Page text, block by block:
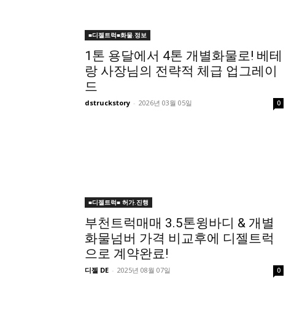
■디젤트럭■화물.정보
1톤 용달에서 4톤 개별화물로! 베테
랑 사장님의 전략적 체급 업그레이
드
dstruckstory - 2026년 03월 05일 0
■디젤트럭■ 허가.진행
부천트럭매매 3.5톤윙바디 & 개별
화물넘버 가격 비교후에 디젤트럭
으로 계약완료!
디젤 DE - 2025년 08월 07일 0